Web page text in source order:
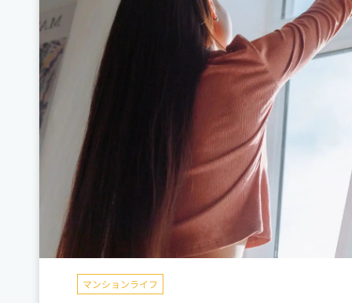
マンションライフ